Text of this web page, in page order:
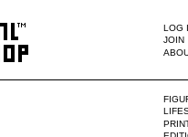
LOG
JOIN